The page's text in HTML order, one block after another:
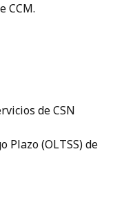
CCM.
de CSN
Plazo (OLTSS) de